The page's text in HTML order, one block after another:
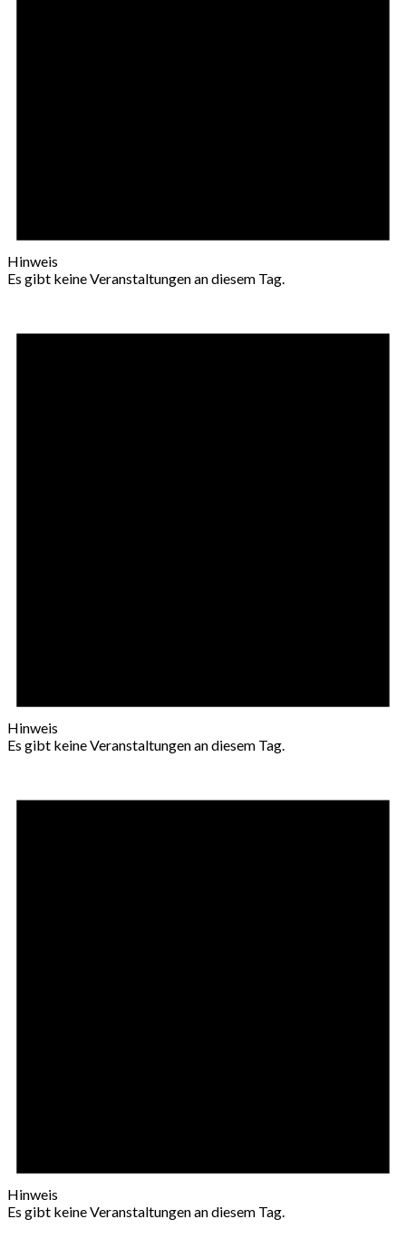
Hinweis
Es gibt keine Veranstaltungen an diesem Tag.
Hinweis
Es gibt keine Veranstaltungen an diesem Tag.
Hinweis
Es gibt keine Veranstaltungen an diesem Tag.